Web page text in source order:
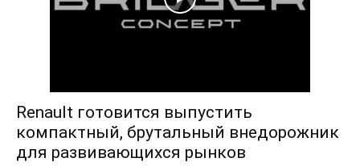
Renault готовится выпустить
компактный, брутальный внедорожник
для развивающихся рынков